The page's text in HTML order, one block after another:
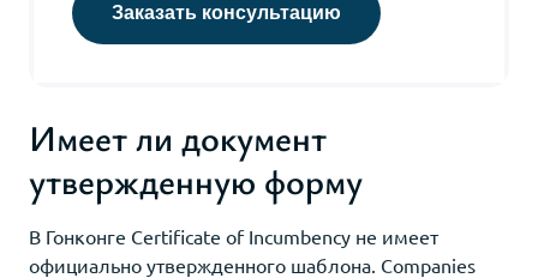
Заказать консультацию
Имеет ли документ
утвержденную форму
В Гонконге Certificate of Incumbency не имеет
официально утвержденного шаблона. Companies